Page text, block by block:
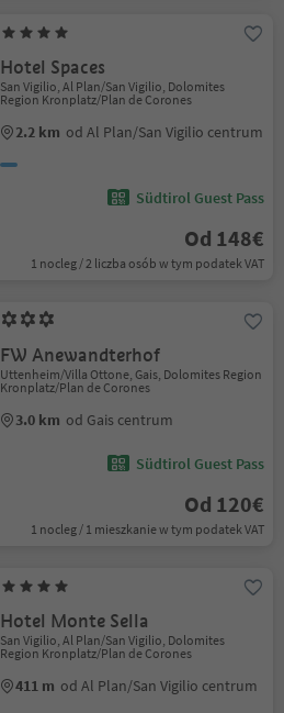
Hotel Spaces
San Vigilio, Al Plan/San Vigilio, Dolomites
Region Kronplatz/Plan de Corones
2.2 km od Al Plan/San Vigilio centrum
Südtirol Guest Pass
Od 148€
1 nocleg / 2 liczba osób w tym podatek VAT
FW Anewandterhof
Uttenheim/Villa Ottone, Gais, Dolomites Region
Kronplatz/Plan de Corones
3.0 km od Gais centrum
Südtirol Guest Pass
Od 120€
1 nocleg / 1 mieszkanie w tym podatek VAT
Hotel Monte Sella
San Vigilio, Al Plan/San Vigilio, Dolomites
Region Kronplatz/Plan de Corones
411 m od Al Plan/San Vigilio centrum